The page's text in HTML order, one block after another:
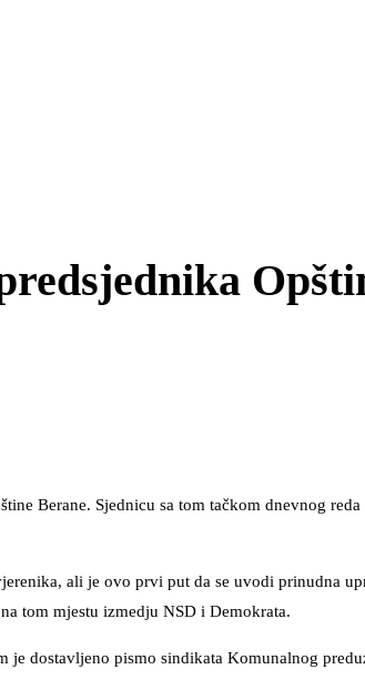
Berane. Sjednicu sa tom tačkom dnevnog reda
ali je ovo prvi put da se uvodi prinudna
tom mjestu izmedju NSD i Demokrata.
dostavljeno pismo sindikata Komunalnog